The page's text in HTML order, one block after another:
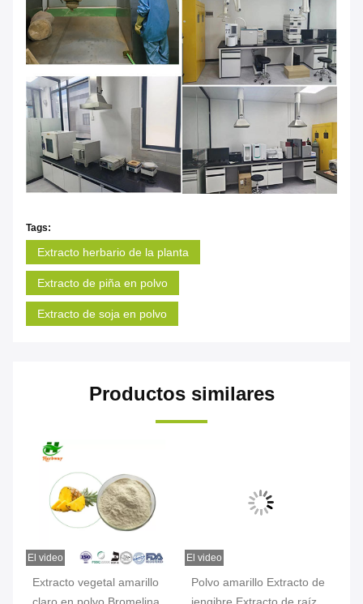
Tags:
Extracto herbario de la planta
Extracto de piña en polvo
Extracto de soja en polvo
Productos similares
El video
Extracto vegetal amarillo
El video
Polvo amarillo Extracto de